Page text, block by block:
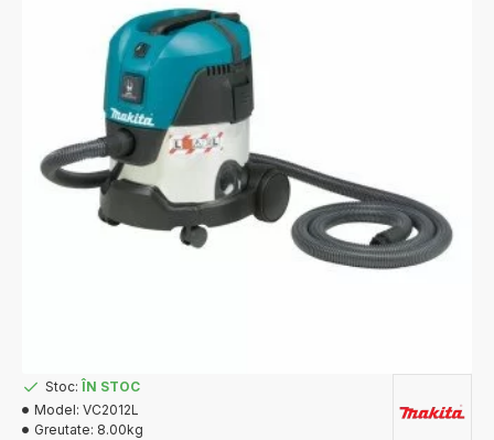
Stoc: ÎN STOC
Model: VC2012L
Greutate: 8.00kg